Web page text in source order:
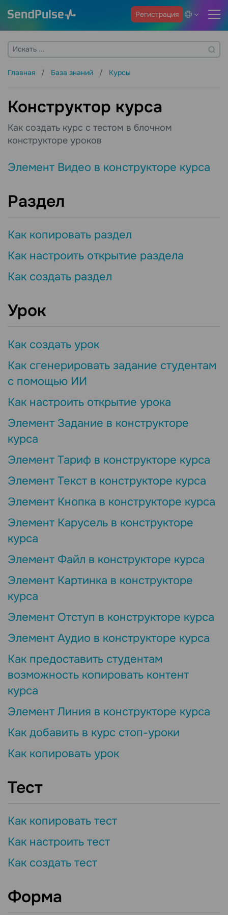
Регистрация
Главная База знаний Курсы
Конструктор курса
Как создать курс с тестом в блочном
конструкторе уроков
Элемент Видео в конструкторе курса
Раздел
Как копировать раздел
Как настроить открытие раздела
Как создать раздел
Урок
Как создать урок
Как сгенерировать задание студентам
с помощью ИИ
Как настроить открытие урока
Элемент Задание в конструкторе
курса
Элемент Тариф в конструкторе курса
Элемент Текст в конструкторе курса
Элемент Кнопка в конструкторе курса
Элемент Карусель в конструкторе
курса
Элемент Файл в конструкторе курса
Элемент Картинка в конструкторе
курса
Элемент Отступ в конструкторе курса
Элемент Аудио в конструкторе курса
Как предоставить студентам
возможность копировать контент
курса
Элемент Линия в конструкторе курса
Как добавить в курс стоп-уроки
Как копировать урок
Тест
Как копировать тест
Как настроить тест
Как создать тест
Форма